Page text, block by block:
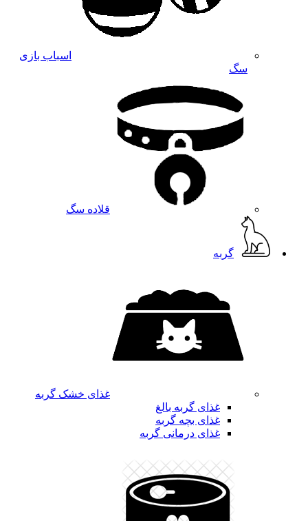
اسباب بازی
سگ
قلاده سگ
گربه
غذای خشک گربه
غذای گربه بالغ
غذای بچه گربه
غذای درمانی گربه